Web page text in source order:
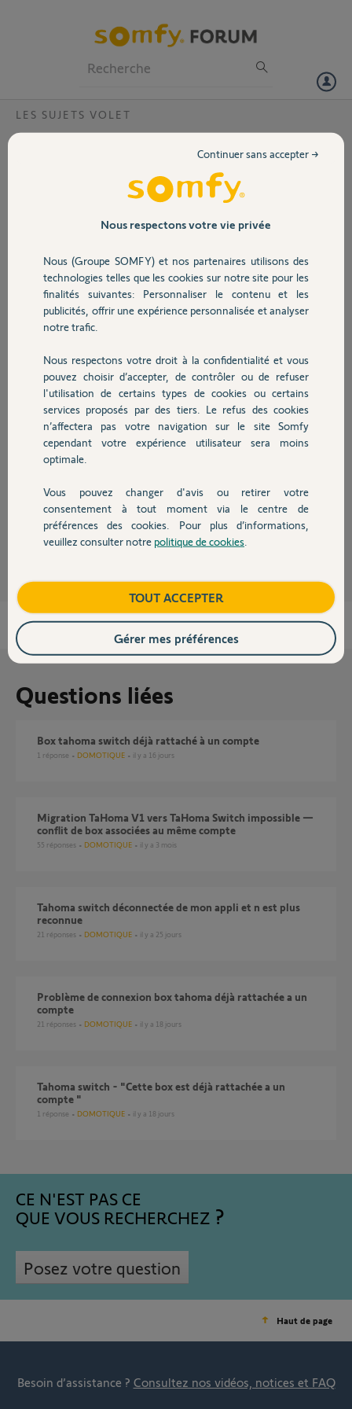
Volet
Sécurité
Domotique
Chauffage
Autres produits
Devis avec un pro
Contact
LES SUJETS VOLET
Rattachement box Tahoma Switch
Je viens d’emmenager dans une nouvelle maison et j’ai récupéré la
box tahoma switch, malheureusement elle est déjà associé à l’ancien
propriétaire comment puis-je faire ?
Merci pour vos retours
SOPHIE B.
il y a plus de 2 ans
Réponses
Bonjour Sophie,
Bonne journée,
Questions liées
Box tahoma switch déjà rattaché à un compte
1 réponse DOMOTIQUE il y a 16 jours
Migration TaHoma V1 vers TaHoma Switch impossible —
conflit de box associées au même compte
55 réponses DOMOTIQUE il y a 3 mois
Tahoma switch déconnectée de mon appli et n est plus
reconnue
21 réponses DOMOTIQUE il y a 25 jours
Problème de connexion box tahoma déjà rattachée a un
compte
21 réponses DOMOTIQUE il y a 18 jours
Tahoma switch - "Cette box est déjà rattachée a un
compte "
1 réponse DOMOTIQUE il y a 18 jours
CE N'EST PAS CE
QUE VOUS RECHERCHEZ
Posez votre question
Haut de page
Besoin d’assistance ? Consultez nos vidéos, notices et FAQ
Nous respectons votre vie privée
Nous (Groupe SOMFY) et nos partenaires utilisons des
technologies telles que les cookies sur notre site pour les
finalités suivantes: Personnaliser le contenu et les
publicités, offrir une expérience personnalisée et analyser
notre trafic.
Nous respectons votre droit à la confidentialité et vous
pouvez choisir d’accepter, de contrôler ou de refuser
l'utilisation de certains types de cookies ou certains
services proposés par des tiers. Le refus des cookies
n’affectera pas votre navigation sur le site Somfy
cependant votre expérience utilisateur sera moins
optimale.
Vous pouvez changer d'avis ou retirer votre
consentement à tout moment via le centre de
préférences des cookies. Pour plus d’informations,
veuillez consulter notre politique de cookies
Continuer sans accepter →
TOUT ACCEPTER
Gérer mes préférences